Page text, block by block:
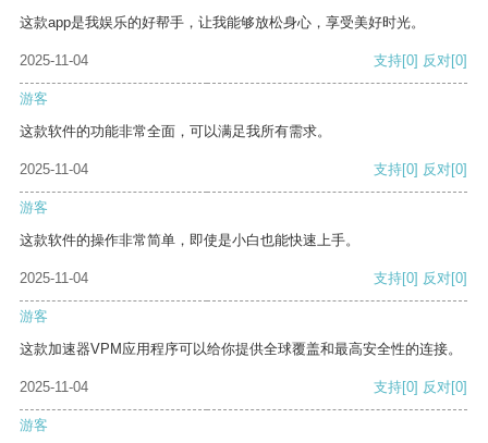
这款app是我娱乐的好帮手，让我能够放松身心，享受美好时光。
2025-11-04 支持[0] 反对[0]
游客
这款软件的功能非常全面，可以满足我所有需求。
2025-11-04 支持[0] 反对[0]
游客
这款软件的操作非常简单，即使是小白也能快速上手。
2025-11-04 支持[0] 反对[0]
游客
这款加速器VPM应用程序可以给你提供全球覆盖和最高安全性的连接。
2025-11-04 支持[0] 反对[0]
游客